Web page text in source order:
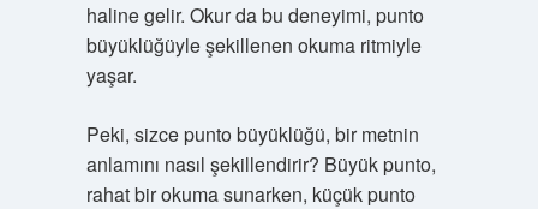
haline gelir. Okur da bu deneyimi, punto
büyüklüğüyle şekillenen okuma ritmiyle
yaşar.
Peki, sizce punto büyüklüğü, bir metnin
anlamını nasıl şekillendirir? Büyük punto,
rahat bir okuma sunarken, küçük punto